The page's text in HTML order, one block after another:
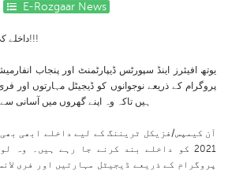
E-Rozgaar News
داخلے کی آخری تاریخ: 21 نومبر 2021!!!
یوتھ افیئرز اینڈ سپورٹس ڈیپارٹمنٹ اور پنجاب
پروگرام کے ذریعے نوجوانوں کو ڈیجیٹل مہارتوں اور
ہیں تاکہ وہ اپنے گھروں میں آسانی
2021 کو داخلے بند کرنے جا رہے ہیں۔ وہ
پروگرام کے ذریعے ڈیجیٹل مہارتیں اور فری